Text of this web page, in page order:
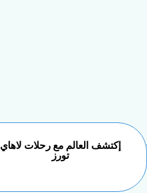
إكتشف العالم مع رحلات لاهاي
تورز